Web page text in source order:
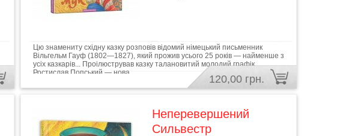
Цю знамениту східну казку розповів відомий німецький письменник
Вільгельм Гауф (1802—1827), який прожив усього 25 років — найменше з
усіх казкарів... Проілюстрував казку талановитий молодий графік
Ростислав Попський — нова...
120,00 грн.
Неперевершений
Сильвестр